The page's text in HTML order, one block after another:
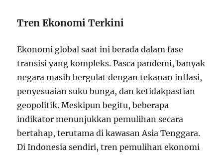
Tren Ekonomi Terkini
Ekonomi global saat ini berada dalam fase
transisi yang kompleks. Pasca pandemi, banyak
negara masih bergulat dengan tekanan inflasi,
penyesuaian suku bunga, dan ketidakpastian
geopolitik. Meskipun begitu, beberapa
indikator menunjukkan pemulihan secara
bertahap, terutama di kawasan Asia Tenggara.
Di Indonesia sendiri, tren pemulihan ekonomi